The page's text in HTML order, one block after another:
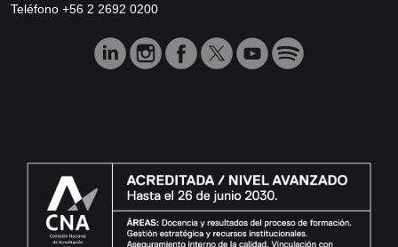
Teléfono +56 2 2692 0200